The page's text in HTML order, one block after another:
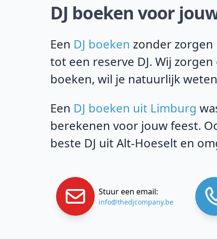
DJ boeken voor
Een DJ boeken zonder zorgen
tot een reserve DJ. Wij
boeken, wil je natuurlijk
Een DJ boeken uit Limburg
berekenen voor jouw feest.
beste DJ uit Alt-Hoeselt en
Stuur een email:
info@thedjcompany.be